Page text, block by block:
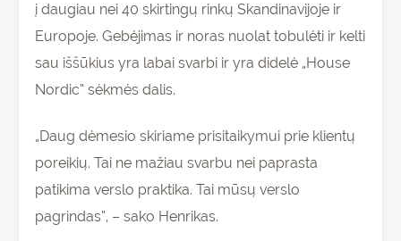
į daugiau nei 40 skirtingų rinkų Skandinavijoje ir
Europoje. Gebėjimas ir noras nuolat tobulėti ir kelti
sau iššūkius yra labai svarbi ir yra didelė „House
Nordic“ sėkmės dalis.
„Daug dėmesio skiriame prisitaikymui prie klientų
poreikių. Tai ne mažiau svarbu nei paprasta
patikima verslo praktika. Tai mūsų verslo
pagrindas“, – sako Henrikas.